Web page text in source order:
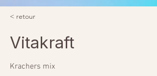
< retour
Vitakraft
Krachers mix